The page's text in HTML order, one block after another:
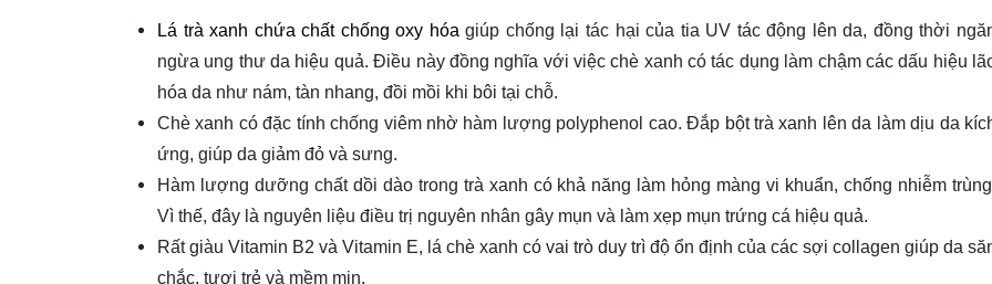
Lá trà xanh chứa chất chống oxy hóa giúp chống lại tác hại của tia UV tác động lên da, đồng thời
ngừa ung thư da hiệu quả. Điều này đồng nghĩa với việc chè xanh có tác dụng làm chậm các dấu hiệu
hóa da như nám, tàn nhang, đồi mồi khi bôi tại chỗ.
Chè xanh có đặc tính chống viêm nhờ hàm lượng polyphenol cao. Đắp bột trà xanh lên da làm dịu da
ứng, giúp da giảm đỏ và sưng.
Hàm lượng dưỡng chất dồi dào trong trà xanh có khả năng làm hỏng màng vi khuẩn, chống nhiễm
Vì thế, đây là nguyên liệu điều trị nguyên nhân gây mụn và làm xẹp mụn trứng cá hiệu quả.
Rất giàu Vitamin B2 và Vitamin E, lá chè xanh có vai trò duy trì độ ổn định của các sợi collagen giúp da
chắc, tươi trẻ và mềm mịn.